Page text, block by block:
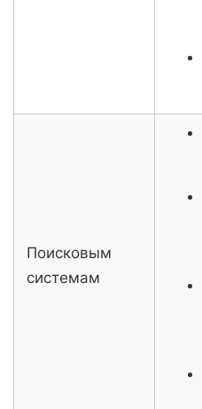
Поисковым
системам